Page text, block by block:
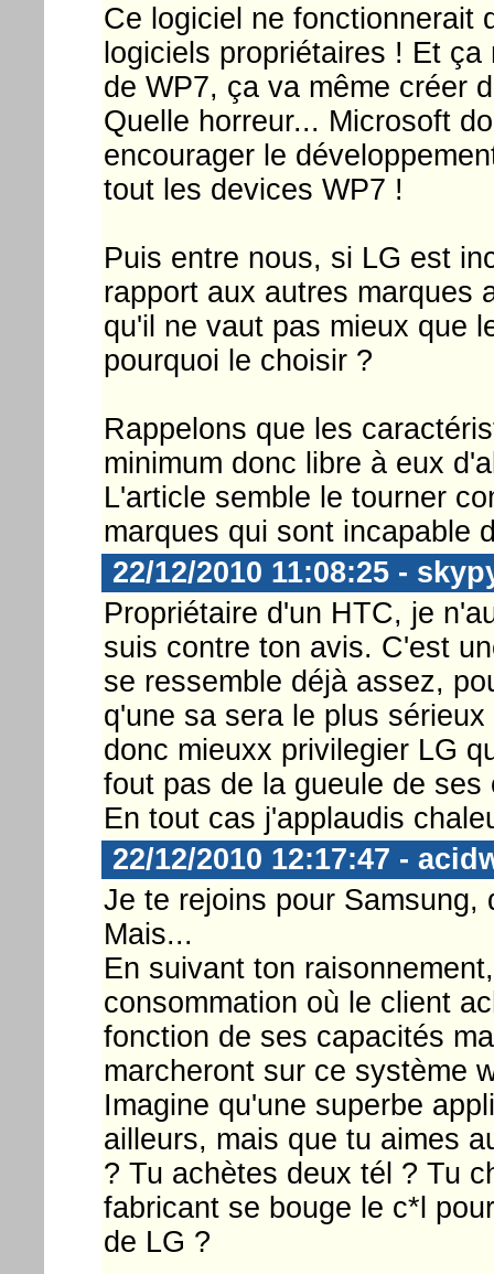
Ce logiciel ne fonctionnerait
logiciels propriétaires ! Et
de WP7, ça va même créer
Quelle horreur... Microsoft
encourager le
tout les devices WP7 !
Puis entre nous, si LG est
rapport aux autres marques
qu'il ne vaut pas mieux que
pourquoi le choisir ?
Rappelons que les
minimum donc libre à eux
L'article semble le tourner
marques qui sont incapable
22/12/2010 11:08:25 -
Propriétaire d'un HTC, je
suis contre ton avis. C'est
se ressemble déjà assez,
q'une sa sera le plus
donc mieuxx privilegier LG
fout pas de la gueule de ses
En tout cas j'applaudis
22/12/2010 12:17:47 -
Je te rejoins pour Samsung,
Mais...
En suivant ton
consommation où le client
fonction de ses capacités
marcheront sur ce système
Imagine qu'une superbe
ailleurs, mais que tu aimes
? Tu achètes deux tél ? Tu
fabricant se bouge le c*l
de LG ?